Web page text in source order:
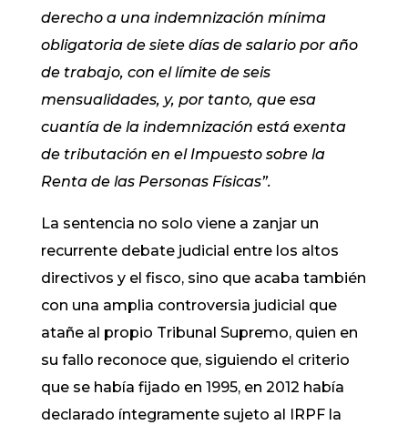
derecho a una indemnización mínima
obligatoria de siete días de salario por año
de trabajo, con el límite de seis
mensualidades, y, por tanto, que esa
cuantía de la indemnización está exenta
de tributación en el Impuesto sobre la
Renta de las Personas Físicas”.
La sentencia no solo viene a zanjar un
recurrente debate judicial entre los altos
directivos y el fisco, sino que acaba también
con una amplia controversia judicial que
atañe al propio Tribunal Supremo, quien en
su fallo reconoce que, siguiendo el criterio
que se había fijado en 1995, en 2012 había
declarado íntegramente sujeto al IRPF la